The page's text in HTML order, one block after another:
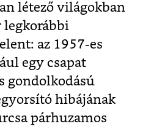
létező világokban
legkorábbi
az 1957-es
egy csapat
gondolkodású
hibájának
párhuzamos